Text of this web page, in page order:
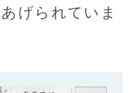
げられていま